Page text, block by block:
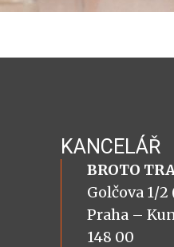
KANCELÁŘ
BROTO
Golčova 1/
Praha –
148 00